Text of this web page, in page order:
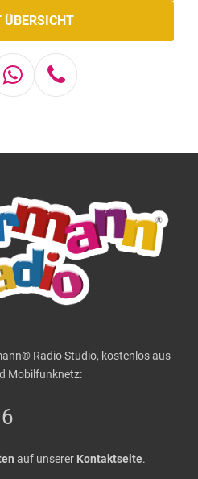
ÜBERSICHT
Whatsapp
Telefon
Radio Studio, kostenlos aus
Mobilfunknetz:
auf unserer Kontaktseite.